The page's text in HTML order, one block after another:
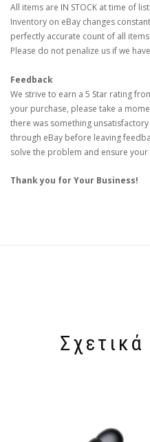
All items are IN STOCK at time of
Inventory on eBay changes
perfectly accurate count of all items.
Please do not penalize us if we
Feedback
We strive to earn a 5 Star rating
your purchase, please take a
there was something
through eBay before leaving
solve the problem and ensure your
Thank you for Your Business!